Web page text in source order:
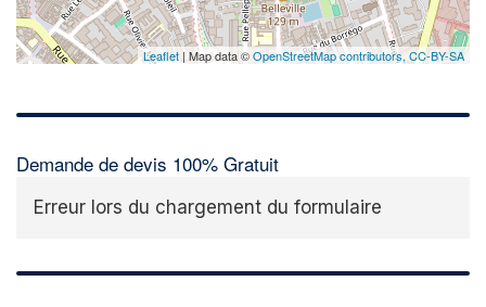
Leaflet | Map data ©OpenStreetMap contributors, CC-BY-SA
Demande de devis 100% Gratuit
Erreur lors du chargement du formulaire